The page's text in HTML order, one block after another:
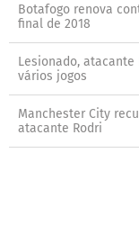
Botafogo renova
final de 2018
Lesionado,
vários jogos
Manchester City
atacante Rodri